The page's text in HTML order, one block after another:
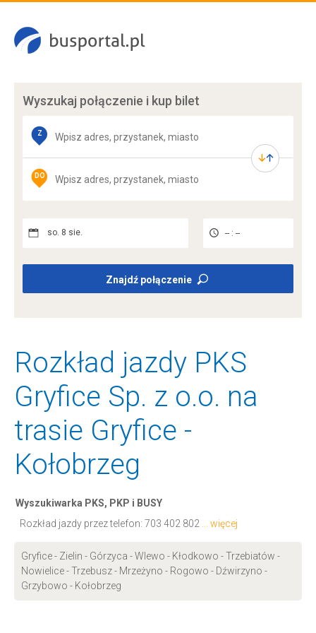
Wyszukaj połączenie i kup bilet
Z
DO
so. 8 sie. -- : --
Znajdź połączenie
Rozkład jazdy PKS
Gryfice Sp. z o.o. na
trasie Gryfice -
Kołobrzeg
Wyszukiwarka PKS, PKP i BUSY
Rozkład jazdy przez telefon: 703 402 802 ... więcej
Gryfice - Zielin - Górzyca - Wlewo - Kłodkowo - Trzebiatów -
Nowielice - Trzebusz - Mrzeżyno - Rogowo - Dźwirzyno -
Grzybowo - Kołobrzeg